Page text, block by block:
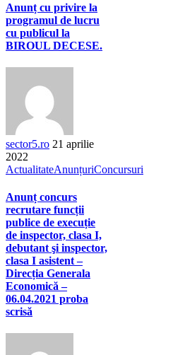
Anunț cu privire la
programul de lucru
cu publicul la
BIROUL DECESE.
sector5.ro 21 aprilie
2022
ActualitateAnunțuriConcursuri
Anunț concurs
recrutare funcții
publice de execuție
de inspector, clasa I,
debutant şi inspector,
clasa I asistent –
Direcția Generala
Economică –
06.04.2021 proba
scrisă